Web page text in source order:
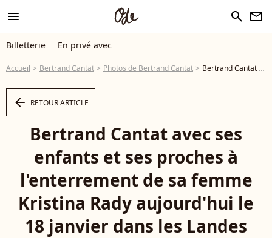
menu search newsletter
Billetterie En privé avec
Accueil Bertrand Cantat Photos de Bertrand Cantat Bertrand Cantat avec ses enfants et ses proches à l'enterrement de sa femme Kristina Rady aujourd'hui le 18 janvier dans les Landes - Photo
arrow_left RETOUR ARTICLE
Bertrand Cantat avec ses
enfants et ses proches à
l'enterrement de sa femme
Kristina Rady aujourd'hui le
18 janvier dans les Landes